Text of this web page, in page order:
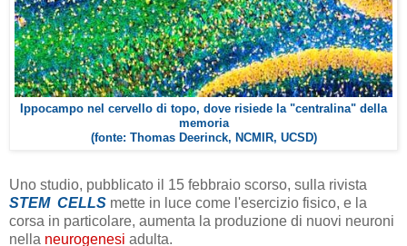
Ippocampo nel cervello di topo, dove risiede la "centralina" della
memoria
(fonte: Thomas Deerinck, NCMIR, UCSD)
Uno studio, pubblicato il 15 febbraio scorso, sulla rivista
STEM CELLS mette in luce come l'esercizio fisico, e la
corsa in particolare, aumenta la produzione di nuovi neuroni
nella neurogenesi adulta.